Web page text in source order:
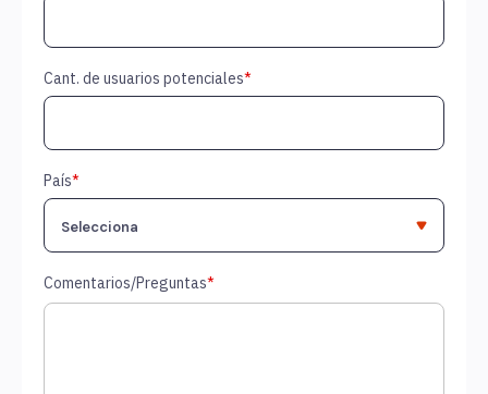
Cant. de usuarios potenciales*
País*
Comentarios/Preguntas*